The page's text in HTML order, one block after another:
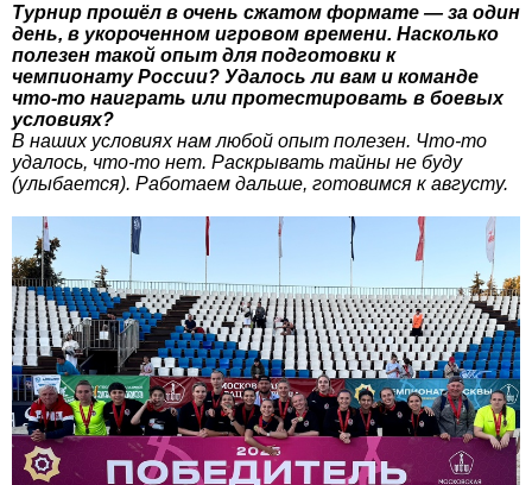
Турнир прошёл в очень сжатом формате — за один
день, в укороченном игровом времени. Насколько
полезен такой опыт для подготовки к
чемпионату России? Удалось ли вам и команде
что-то наиграть или протестировать в боевых
условиях?
В наших условиях нам любой опыт полезен. Что-то
удалось, что-то нет. Раскрывать тайны не буду
(улыбается). Работаем дальше, готовимся к августу.